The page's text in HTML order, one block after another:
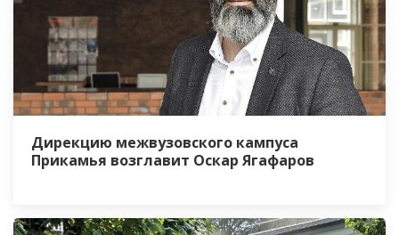
Дирекцию межвузовского кампуса
Прикамья возглавит Оскар Ягафаров